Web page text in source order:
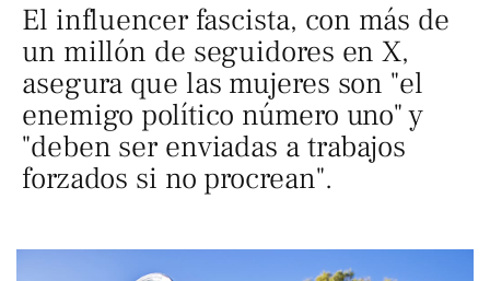
El influencer fascista, con más de
un millón de seguidores en X,
asegura que las mujeres son "el
enemigo político número uno" y
"deben ser enviadas a trabajos
forzados si no procrean".